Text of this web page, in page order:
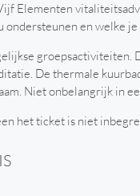
Elementen
en welke
De thermale
Niet onbelangrijk in
het ticket is niet